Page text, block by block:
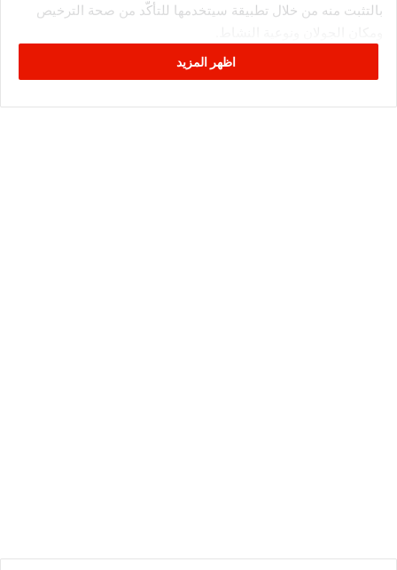
بالتثبت منه من خلال تطبيقة سيتخدمها للتأكّد من صحة الترخيص
اظهر المزيد